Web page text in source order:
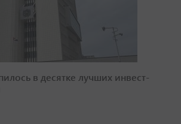
в десятке лучших инвест-